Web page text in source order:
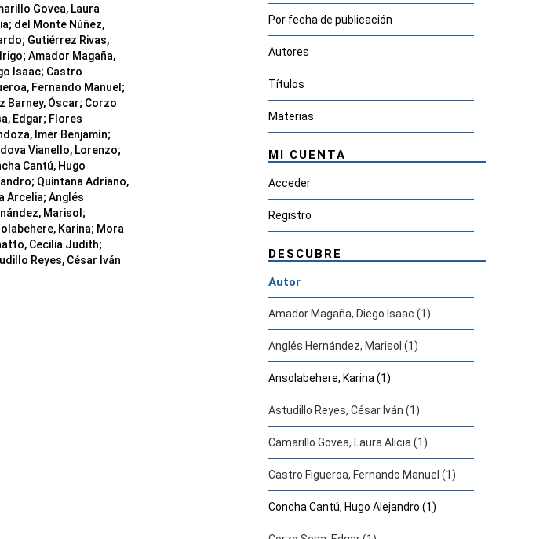
Govea, Laura
; del Monte Núñez,
; Gutiérrez Rivas,
; Amador Magaña,
Isaac; Castro
Fernando Manuel ;
Barney, Óscar; Corzo
Edgar; Flores
Imer Benjamín;
Vianello, Lorenzo;
Cantú, Hugo
; Quintana Adriano,
Arcelia; Anglés
Marisol ;
Karina; Mora
Cecilia Judith;
Reyes, César Iván
Por fecha de publicación
Autores
Títulos
Materias
MI CUENTA
Acceder
Registro
DESCUBRE
Autor
Amador Magaña, Diego Isaac (1)
Anglés Hernández, Marisol (1)
Ansolabehere, Karina (1)
Astudillo Reyes, César Iván (1)
Camarillo Govea, Laura Alicia (1)
Castro Figueroa, Fernando Manuel (1)
Concha Cantú, Hugo Alejandro (1)